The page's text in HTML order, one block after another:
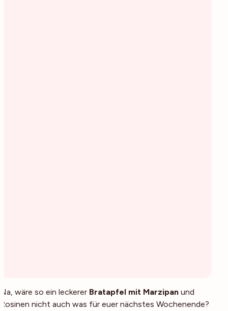
Na, wäre so ein leckerer Bratapfel mit Marzipan und
Rosinen nicht auch was für euer nächstes Wochenende?